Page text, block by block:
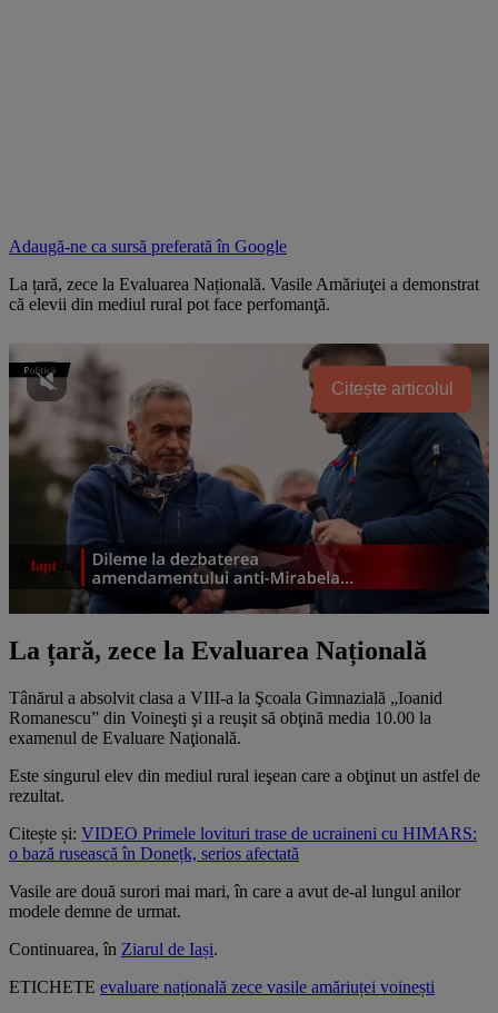
Adaugă-ne ca sursă preferată în Google
La țară, zece la Evaluarea Națională. Vasile Amăriuţei a demonstrat
că elevii din mediul rural pot face perfomanţă.
Citește articolul
La țară, zece la Evaluarea Națională
Tânărul a absolvit clasa a VIII-a la Şcoala Gimnazială „Ioanid
Romanescu” din Voineşti şi a reuşit să obţină media 10.00 la
examenul de Evaluare Naţională.
Este singurul elev din mediul rural ieşean care a obţinut un astfel de
rezultat.
Citește și: VIDEO Primele lovituri trase de ucraineni cu HIMARS:
o bază rusească în Donețk, serios afectată
Vasile are două surori mai mari, în care a avut de-al lungul anilor
modele demne de urmat.
Continuarea, în Ziarul de Iași.
ETICHETE evaluare națională zece vasile amăriuței voinești